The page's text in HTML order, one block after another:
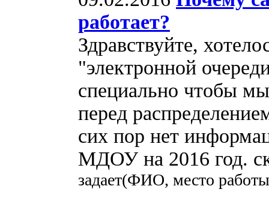
работает?
Здравствуйте,
"электронной
специально чтобы
перед
сих пор нет
МДОУ на 2016 год.
задает(ФИО, место